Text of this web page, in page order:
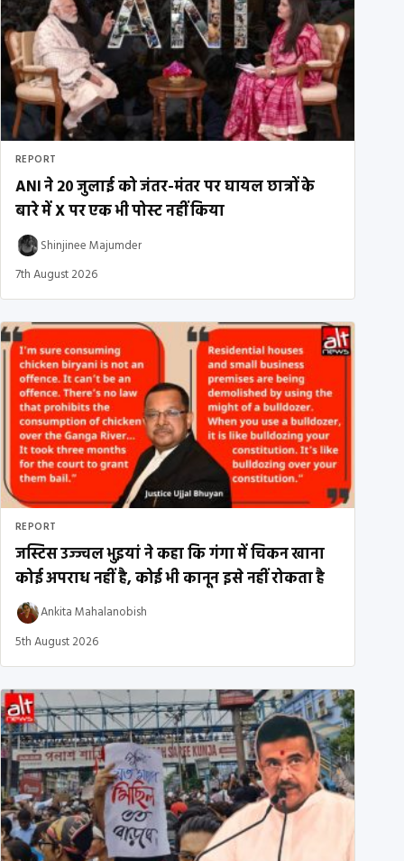
REPORT
ANI ने 20 जुलाई को जंतर-मंतर पर घायल छात्रों के
बारे में X पर एक भी पोस्ट नहीं किया
Shinjinee Majumder
7th August 2026
REPORT
जस्टिस उज्ज्वल भुइयां ने कहा कि गंगा में चिकन खाना
कोई अपराध नहीं है, कोई भी कानून इसे नहीं रोकता है
Ankita Mahalanobish
5th August 2026